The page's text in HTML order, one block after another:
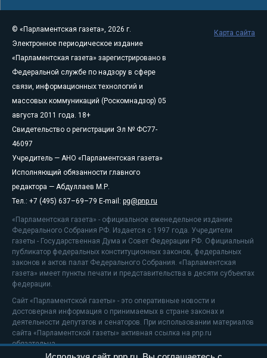
© «Парламентская газета», 2026 г.
Электронное периодическое издание
«Парламентская газета» зарегистрировано в
Федеральной службе по надзору в сфере
связи, информационных технологий и
массовых коммуникаций (Роскомнадзор) 05
августа 2011 года. 18+
Свидетельство о регистрации Эл № ФС77-
46097
Учредитель — АНО «Парламентская газета»
Исполняющий обязанности главного
редактора — Абдуллаев М.Р.
Тел.: +7 (495) 637–69–79 E-mail: pg@pnp.ru
«Парламентская газета» - официальное еженедельное издание
Федерального Собрания РФ. Издается с 1997 года. Учредители
газеты - Государственная Дума и Совет Федерации РФ. Официальный
публикатор федеральных конституционных законов, федеральных
законов и актов палат Федерального Собрания. «Парламентская
газета» имеет пункты печати и представительства в десяти субъектах
федерации.
Сайт «Парламентской газеты» - это оперативные новости и
достоверная информация о принимаемых в стране законах и
деятельности депутатов и сенаторов. При использовании материалов
сайта «Парламентской газеты» активная ссылка на pnp.ru
обязательна.
Карта сайта